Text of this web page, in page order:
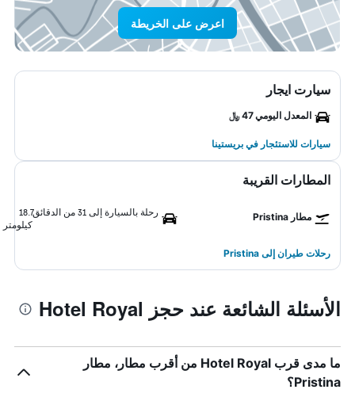
اعرض على الخريطة
سيارت ايجار
المعدل اليومي 47 ﷼
سيارات للاستئجار في بريستينا
المطارات القريبة
مطار Pristina رحلة بالسيارة إلى 31 من الدقائق
18.7
كيلومتر
رحلات طيران إلى Pristina
الأسئلة الشائعة عند حجز Hotel Royal
ما مدى قرب Hotel Royal من أقرب مطار، مطار
Pristina؟